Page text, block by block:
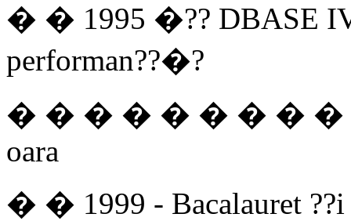
� � 1995 �?? DBASE
performan??�?
� � � � � � � � � �
oara
� � 1999 - Bacalauret ??i